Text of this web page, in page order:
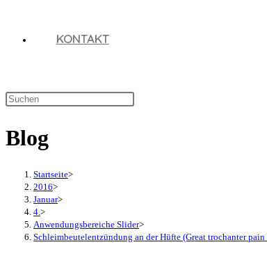
KONTAKT
Diese
durchsuchen
Blog
Startseite>
2016>
Januar>
4. >
Anwendungsbereiche Slider>
Schleimbeutelentzündung an der Hüfte (Great trochanter